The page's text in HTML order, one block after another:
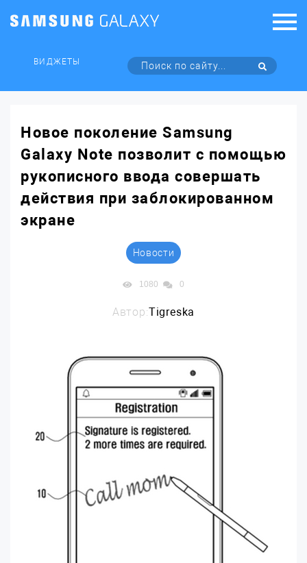
ВИДЖЕТЫ
Новое поколение Samsung
Galaxy Note позволит с помощью
рукописного ввода совершать
действия при заблокированном
экране
Новости
1080 0
Автор:Tigreska